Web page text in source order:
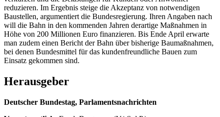
reduzieren. Im Ergebnis steige die Akzeptanz von notwendigen
Baustellen, argumentiert die Bundesregierung. Ihren Angaben nach
will die Bahn in den kommenden Jahren derartige Maßnahmen in
Höhe von 200 Millionen Euro finanzieren. Bis Ende April erwarte
man zudem einen Bericht der Bahn über bisherige Baumaßnahmen,
bei denen Bundesmittel für das kundenfreundliche Bauen zum
Einsatz gekommen sind.
Herausgeber
Deutscher Bundestag, Parlamentsnachrichten